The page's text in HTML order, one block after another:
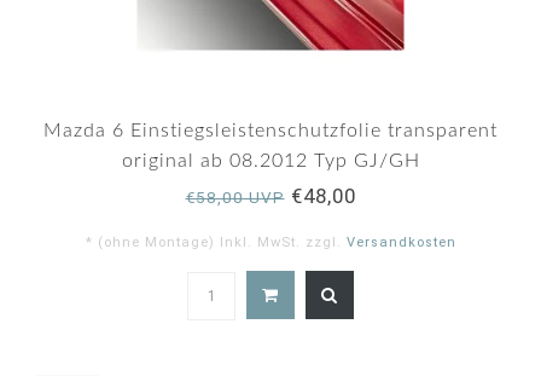
Mazda 6 Einstiegsleistenschutzfolie transparent
original ab 08.2012 Typ GJ/GH
€58,00 UVP€48,00
* (ohne Montage) Inkl. MwSt. zzgl. Versandkosten